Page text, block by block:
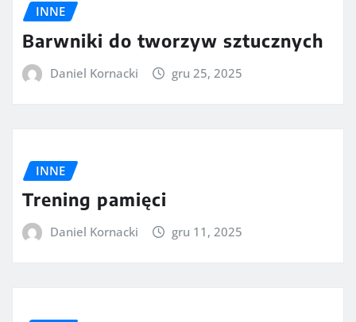
INNE
Barwniki do tworzyw sztucznych
Daniel Kornacki gru 25, 2025
INNE
Trening pamięci
Daniel Kornacki gru 11, 2025